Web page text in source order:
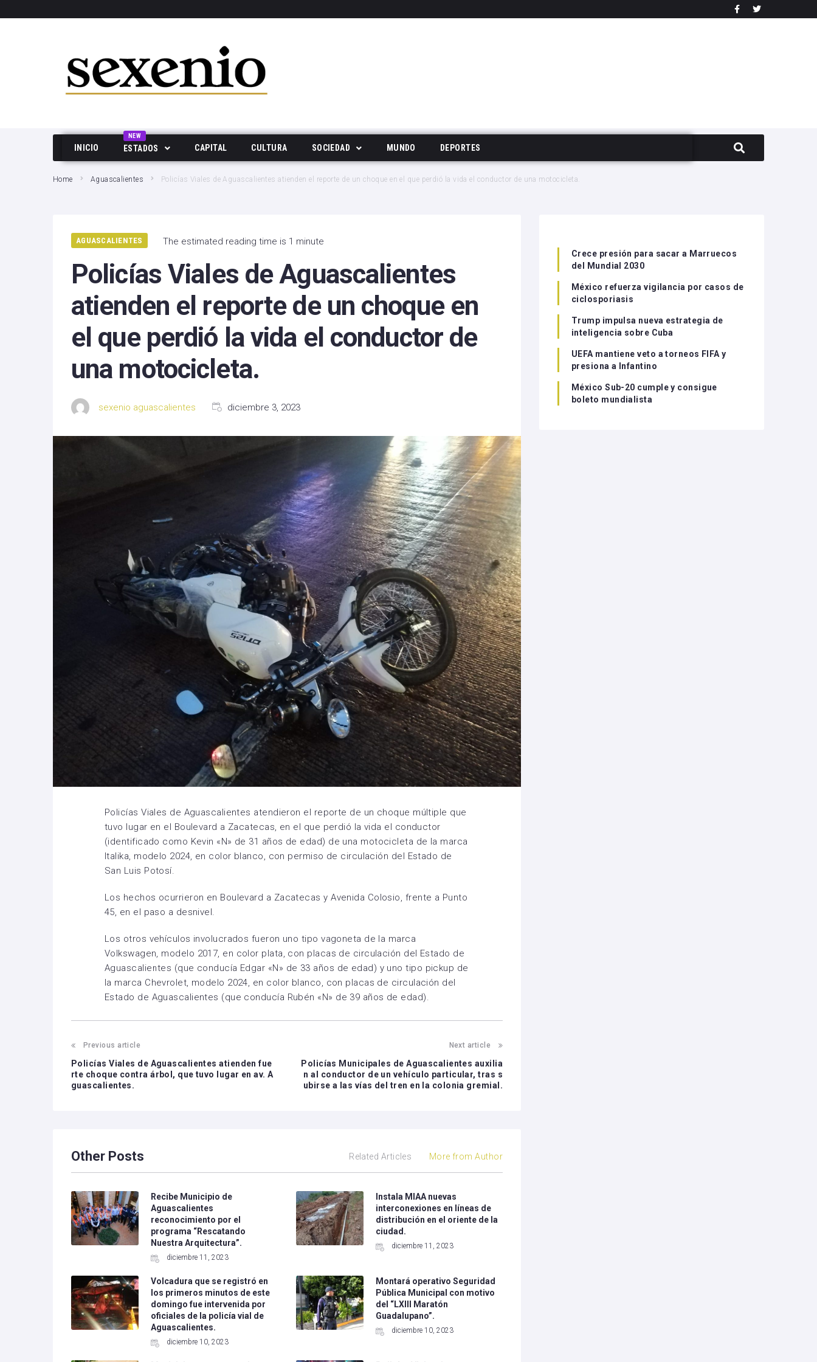
INICIO ESTADOS
NEW
Edo Mex
Hidalgo
Michoacan
Nuevo Leon
Oaxaca
CAPITAL CULTURA SOCIEDAD MUNDO DEPORTES
Home Aguascalientes Policías Viales de Aguascalientes atienden el reporte de un choque en el que perdió la vida el conductor de una motocicleta.
AGUASCALIENTES The estimated reading time is 1 minute
Policías Viales de Aguascalientes
atienden el reporte de un choque en
el que perdió la vida el conductor de
una motocicleta.
sexenio aguascalientes diciembre 3, 2023
Policías Viales de Aguascalientes atendieron el reporte de un choque múltiple que
tuvo lugar en el Boulevard a Zacatecas, en el que perdió la vida el conductor
(identificado como Kevin «N» de 31 años de edad) de una motocicleta de la marca
Italika, modelo 2024, en color blanco, con permiso de circulación del Estado de
San Luis Potosí.
Los hechos ocurrieron en Boulevard a Zacatecas y Avenida Colosio, frente a Punto
45, en el paso a desnivel.
Los otros vehículos involucrados fueron uno tipo vagoneta de la marca
Volkswagen, modelo 2017, en color plata, con placas de circulación del Estado de
Aguascalientes (que conducía Edgar «N» de 33 años de edad) y uno tipo pickup de
la marca Chevrolet, modelo 2024, en color blanco, con placas de circulación del
Estado de Aguascalientes (que conducía Rubén «N» de 39 años de edad).
Previous article
Policías Viales de Aguascalientes atienden fue
rte choque contra árbol, que tuvo lugar en av. A
guascalientes.
Next article
Policías Municipales de Aguascalientes auxilia
n al conductor de un vehículo particular, tras s
ubirse a las vías del tren en la colonia gremial.
Other Posts Related Articles More from Author
Recibe Municipio de
Aguascalientes
reconocimiento por el
programa “Rescatando
Nuestra Arquitectura”.
diciembre 11, 2023
Instala MIAA nuevas
interconexiones en líneas de
distribución en el oriente de la
ciudad.
diciembre 11, 2023
Volcadura que se registró en
los primeros minutos de este
domingo fue intervenida por
oficiales de la policía vial de
Aguascalientes.
diciembre 10, 2023
Montará operativo Seguridad
Pública Municipal con motivo
del “LXIII Maratón
Guadalupano”.
diciembre 10, 2023
Crece presión para sacar a Marruecos
del Mundial 2030
México refuerza vigilancia por casos de
ciclosporiasis
Trump impulsa nueva estrategia de
inteligencia sobre Cuba
UEFA mantiene veto a torneos FIFA y
presiona a Infantino
México Sub-20 cumple y consigue
boleto mundialista
SEARCH THIS WEBSITE